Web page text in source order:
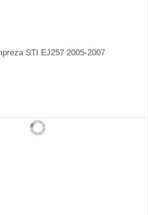
STI EJ257 2005-2007